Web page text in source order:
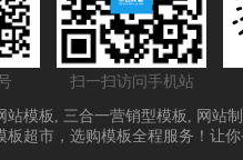
扫一扫访问手机站
站模板, 三合一营销型模板 , 网站
板超市，选购模板全程服务！让你